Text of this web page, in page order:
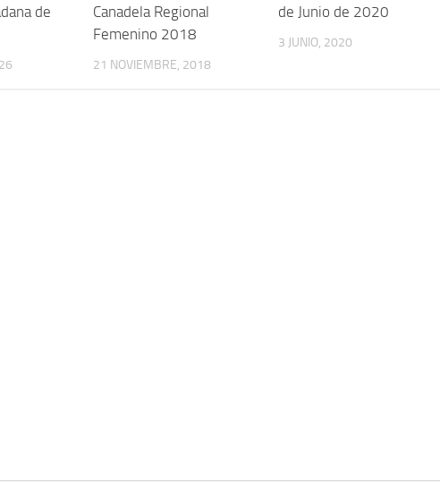
de
Canadela Regional
Femenino 2018
21 NOVIEMBRE, 2018
de Junio de 2020
3 JUNIO, 2020